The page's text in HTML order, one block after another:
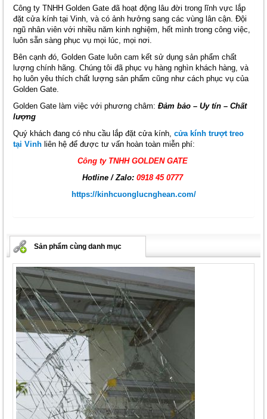
Công ty TNHH Golden Gate đã hoạt động lâu đời trong lĩnh vực lắp
đặt cửa kính tại Vinh, và có ảnh hưởng sang các vùng lân cận. Đội
ngũ nhân viên với nhiều năm kinh nghiệm, hết mình trong công việc,
luôn sẵn sàng phục vụ mọi lúc, mọi nơi.
Bên cạnh đó, Golden Gate luôn cam kết sử dụng sản phẩm chất
lượng chính hãng. Chúng tôi đã phục vụ hàng nghìn khách hàng, và
họ luôn yêu thích chất lượng sản phẩm cũng như cách phục vụ của
Golden Gate.
Golden Gate làm việc với phương châm: Đảm bảo – Uy tín – Chất
lượng
Quý khách đang có nhu cầu lắp đặt cửa kính, cửa kính trượt treo
tại Vinh liên hệ để được tư vấn hoàn toàn miễn phí:
Công ty TNHH GOLDEN GATE
Hotline / Zalo:0918 45 0777
https://kinhcuonglucnghean.com/
Sản phẩm cùng danh mục